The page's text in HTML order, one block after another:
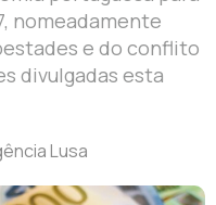
nomeadamente
e do conflito
divulgadas esta
Lusa